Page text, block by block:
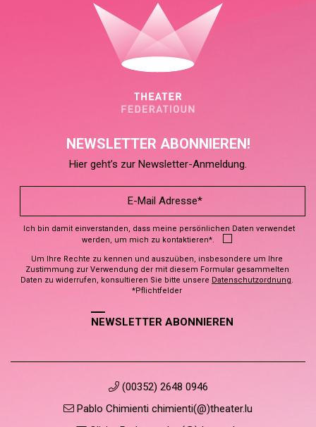
NEWSLETTER ABONNIEREN!
Hier geht’s zur Newsletter-Anmeldung.
Ich bin damit einverstanden, dass meine persönlichen Daten verwendet
werden, um mich zu kontaktieren*.
Um Ihre Rechte zu kennen und auszuüben, insbesondere um Ihre
Zustimmung zur Verwendung der mit diesem Formular gesammelten
Daten zu widerrufen, konsultieren Sie bitte unsere Datenschutzordnung.
*Pflichtfelder
NEWSLETTER ABONNIEREN
(00352) 2648 0946
Pablo Chimienti chimienti(@)theater.lu